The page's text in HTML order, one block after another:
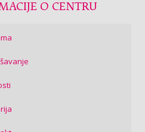
O CENTRU